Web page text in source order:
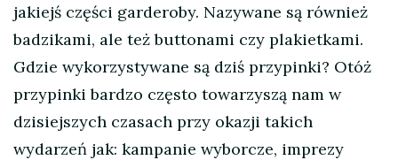
jakiejś części garderoby. Nazywane są również
badzikami, ale też buttonami czy plakietkami.
Gdzie wykorzystywane są dziś przypinki? Otóż
przypinki bardzo często towarzyszą nam w
dzisiejszych czasach przy okazji takich
wydarzeń jak: kampanie wyborcze, imprezy